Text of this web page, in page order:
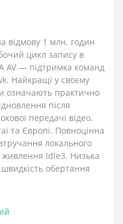
відмову 1 млн. годин
цикл запису в
AV — підтримка команд
Найкращі у своєму
означають практично
після
передачі відео.
та Європі. Повноцінна
локального
Idle3. Низька
обертання